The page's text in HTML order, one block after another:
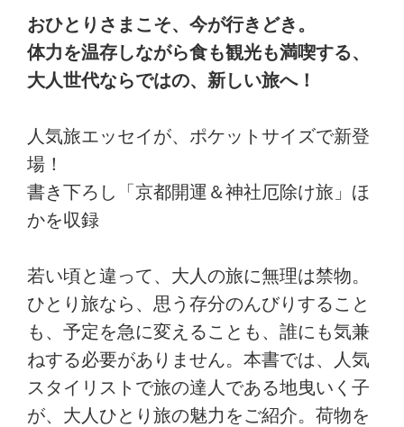
おひとりさまこそ、今が行きどき。
体力を温存しながら食も観光も満喫する、
大人世代ならではの、新しい旅へ！
人気旅エッセイが、ポケットサイズで新登
場！
書き下ろし「京都開運＆神社厄除け旅」ほ
かを収録
若い頃と違って、大人の旅に無理は禁物。
ひとり旅なら、思う存分のんびりすること
も、予定を急に変えることも、誰にも気兼
ねする必要がありません。本書では、人気
スタイリストで旅の達人である地曳いく子
が、大人ひとり旅の魅力をご紹介。荷物を